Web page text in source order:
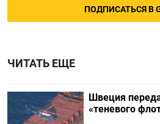
ПОДПИСАТЬСЯ В
ЧИТАТЬ ЕЩЕ
Швеция
«теневого